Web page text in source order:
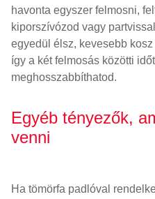
havonta egyszer felmosni,
kiporszívózod vagy
egyedül élsz, kevesebb
így a két felmosás közötti
meghosszabbíthatod.
Egyéb tényezők,
venni
Ha tömörfa padlóval